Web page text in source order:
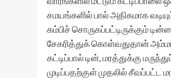
சமயங்களில் பால் அதிகமாக
கம்பிச் சொருகப்பட்டிருக்கும்
சேகரித்துக் கொள்வதுதான்
கட்டிப்பால் டின், மரத்துக்கு
முடிப்பதற்குள் முதலில் சீவப்பட்ட